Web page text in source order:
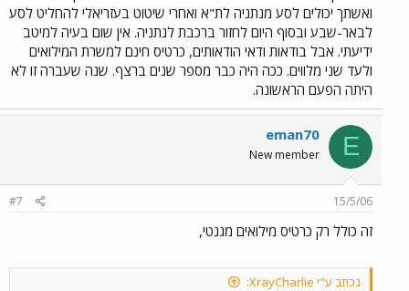
ואשתך יכולים לסע מנתניה לת"א ואחרי שיטוט בעזריאלי להחליט לסע
לבאר-שבע ובסוף היום לחזור ברכבת לנתניה. אין שום בעיה למיטב
ידיעתי. אבל בודאות ודאי הודאותים, כרטיס חינם למשרת המילואים
ולעד שני מלווים. ככה היה כבר מספר שנים ברצף. שנה שעברה זו לא
היתה הפעם הראשונה.
E
eman70
New member
15/5/06
#7
זה כולל רק כרטיס מילואים מגנטי,
נכתב ע"י XrayCharlie: